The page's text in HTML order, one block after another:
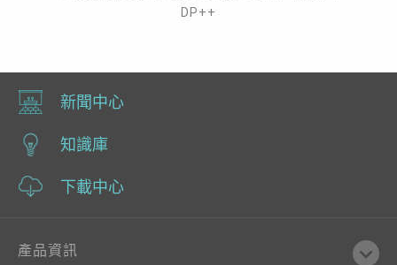
DP++
新聞中心
知識庫
下載中心
產品資訊